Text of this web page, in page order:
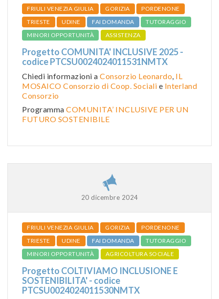
FRIULI VENEZIA GIULIA GORIZIA
PORDENONE
TRIESTE
UDINE FAI DOMANDA
TUTORAGGIO
MINORI OPPORTUNITÀ
ASSISTENZA
Progetto COMUNITA' INCLUSIVE 2025 -
codice PTCSU0024024011531NMTX
Chiedi informazioni a Consorzio Leonardo, IL
MOSAICO Consorzio di Coop. Sociali e Interland
Consorzio
Programma COMUNITA’ INCLUSIVE PER UN
FUTURO SOSTENIBILE
20 dicembre 2024
FRIULI VENEZIA GIULIA GORIZIA
PORDENONE
TRIESTE
UDINE FAI DOMANDA
TUTORAGGIO
MINORI OPPORTUNITÀ
AGRICOLTURA SOCIALE
Progetto COLTIVIAMO INCLUSIONE E
SOSTENIBILITA' - codice
PTCSU0024024011530NMTX